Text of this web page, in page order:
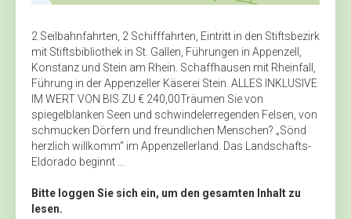
2 Seilbahnfahrten, 2 Schifffahrten, Eintritt in den Stiftsbezirk
mit Stiftsbibliothek in St. Gallen, Führungen in Appenzell,
Konstanz und Stein am Rhein. Schaffhausen mit Rheinfall,
Führung in der Appenzeller Käserei Stein. ALLES INKLUSIVE
IM WERT VON BIS ZU € 240,00Träumen Sie von
spiegelblanken Seen und schwindelerregenden Felsen, von
schmucken Dörfern und freundlichen Menschen? „Sönd
herzlich willkomm“ im Appenzellerland. Das Landschafts-
Eldorado beginnt ...
Bitte loggen Sie sich ein, um den gesamten Inhalt zu
lesen.